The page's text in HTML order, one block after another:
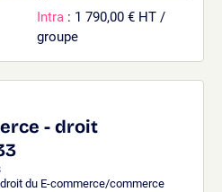
Intra : 1 790,00 € HT /
groupe
- droit
du E-commerce/commerce